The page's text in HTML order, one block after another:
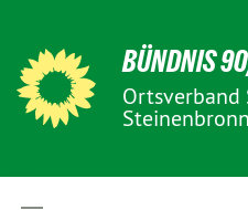
BÜNDNIS
Ortsverband